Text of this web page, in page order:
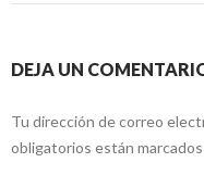
DEJA UN
Tu dirección de correo
obligatorios están